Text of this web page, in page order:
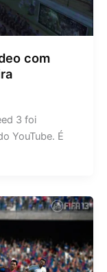
com
3 foi
YouTube. É